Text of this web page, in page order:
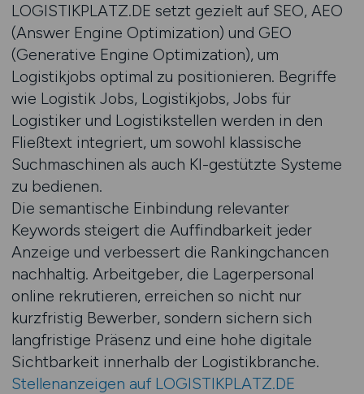
LOGISTIKPLATZ.DE setzt gezielt auf SEO, AEO
(Answer Engine Optimization) und GEO
(Generative Engine Optimization), um
Logistikjobs optimal zu positionieren. Begriffe
wie Logistik Jobs, Logistikjobs, Jobs für
Logistiker und Logistikstellen werden in den
Fließtext integriert, um sowohl klassische
Suchmaschinen als auch KI-gestützte Systeme
zu bedienen.
Die semantische Einbindung relevanter
Keywords steigert die Auffindbarkeit jeder
Anzeige und verbessert die Rankingchancen
nachhaltig. Arbeitgeber, die Lagerpersonal
online rekrutieren, erreichen so nicht nur
kurzfristig Bewerber, sondern sichern sich
langfristige Präsenz und eine hohe digitale
Sichtbarkeit innerhalb der Logistikbranche.
Stellenanzeigen auf LOGISTIKPLATZ.DE